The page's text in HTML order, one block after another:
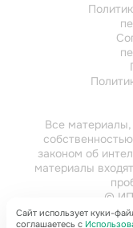
Все
законом об
материалы
© ИП
Сайт использует куки-
соглашаетесь с